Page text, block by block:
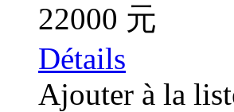
22000 元
Détails
Ajouter à la